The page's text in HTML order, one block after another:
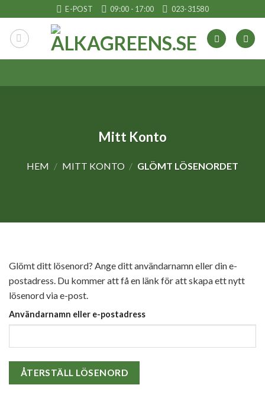
content
E-POST 09:00 - 17:00 023-31580
Mitt Konto
HEM / MITT KONTO / GLÖMT LÖSENORDET
Glömt ditt lösenord? Ange ditt användarnamn eller din e-
postadress. Du kommer att få en länk för att skapa ett nytt
lösenord via e-post.
Användarnamn eller e-postadress
ÅTERSTÄLL LÖSENORD